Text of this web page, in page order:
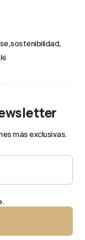
sostenibilidad
más exclusivas.